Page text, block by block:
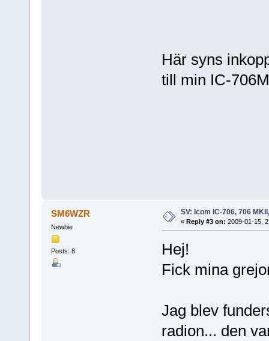
Här syns
till min IC-
SM6WZR
Newbie
Posts: 8
SV: Icom IC-706, 706
« Reply #3 on: 2009-01-15,
Hej!
Fick mina
Jag blev
radion... den